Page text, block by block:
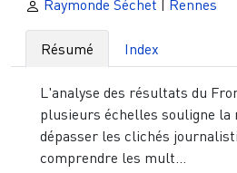
Raymonde Séchet | Rennes
Résumé Index
L'analyse des résultats du
plusieurs échelles souligne la
dépasser les clichés
comprendre les mult...